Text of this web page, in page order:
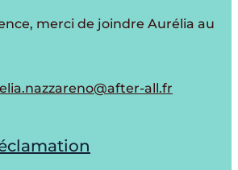
merci de joindre Aurélia au
all.fr